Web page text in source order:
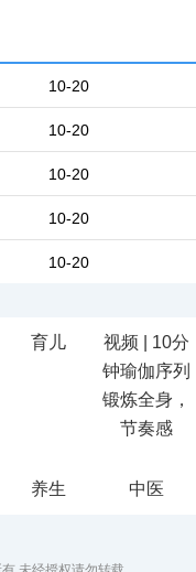
10-20
10-20
10-20
10-20
10-20
育儿
视频 | 10分
钟瑜伽序列
锻炼全身，
节奏感
养生 中医